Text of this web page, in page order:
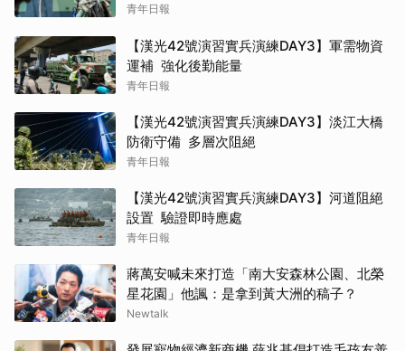
青年日報
【漢光42號演習實兵演練DAY3】軍需物資
運補 強化後勤能量
青年日報
【漢光42號演習實兵演練DAY3】淡江大橋
防衛守備 多層次阻絕
青年日報
【漢光42號演習實兵演練DAY3】河道阻絕
設置 驗證即時應處
青年日報
蔣萬安喊未來打造「南大安森林公園、北榮
星花園」他諷：是拿到黃大洲的稿子？
Newtalk